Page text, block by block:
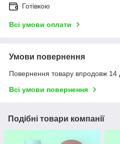
Готівкою
Всі умови оплати
Умови повернення
Повернення товару впродовж 14
Всі умови повернення
Подібні товари компанії